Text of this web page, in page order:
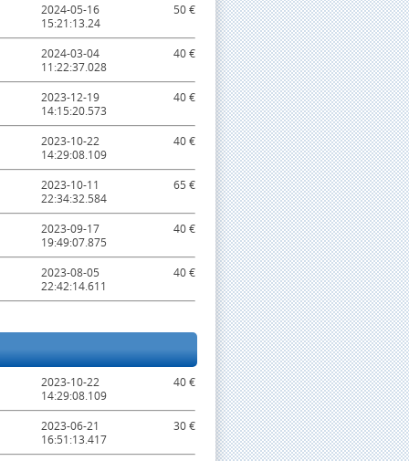
2024-05-16
15:21:13.24
50 €
2024-03-04
11:22:37.028
40 €
2023-12-19
14:15:20.573
40 €
2023-10-22
14:29:08.109
40 €
2023-10-11
22:34:32.584
65 €
2023-09-17
19:49:07.875
40 €
2023-08-05
22:42:14.611
40 €
2023-10-22
14:29:08.109
40 €
2023-06-21
16:51:13.417
30 €